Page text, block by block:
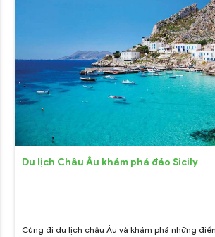
Du lịch Châu Âu khám phá đảo Sicily
Cùng đi du lịch châu Âu và khám phá những